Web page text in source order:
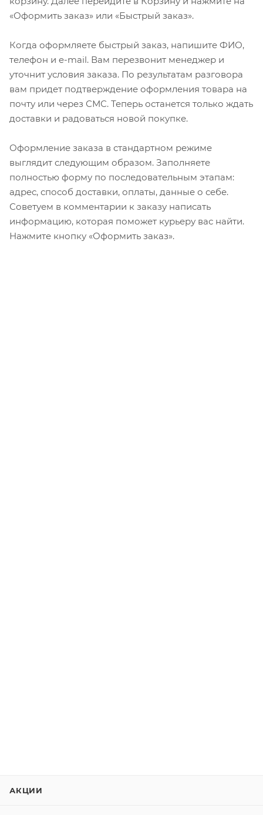
«Оформить заказ» или «Быстрый заказ».
Когда оформляете быстрый заказ, напишите ФИО,
телефон и e-mail. Вам перезвонит менеджер и
уточнит условия заказа. По результатам разговора
вам придет подтверждение оформления товара на
почту или через СМС. Теперь останется только ждать
доставки и радоваться новой покупке.
Оформление заказа в стандартном режиме
выглядит следующим образом. Заполняете
полностью форму по последовательным этапам:
адрес, способ доставки, оплаты, данные о себе.
Советуем в комментарии к заказу написать
информацию, которая поможет курьеру вас найти.
Нажмите кнопку «Оформить заказ».
АКЦИИ